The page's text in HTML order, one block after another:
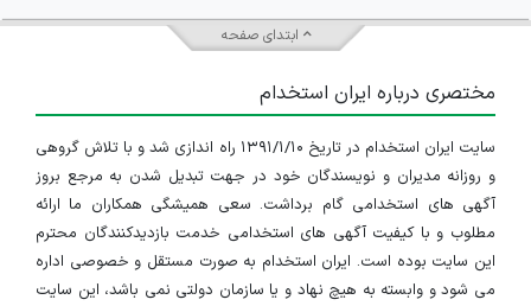
ابتدای صفحه
مختصری درباره ایران استخدام
سایت ایران استخدام در تاریخ ۱۳۹۱/۱/۱۰ راه اندازی شد و با تلاش گروهی
و روزانه مدیران و نویسندگان خود در جهت تبدیل شدن به مرجع بروز
آگهی های استخدامی گام برداشت. سعی همیشگی همکاران ما ارائه
مطلوب و با کیفیت آگهی های استخدامی خدمت بازدیدکنندگان محترم
این سایت بوده است. ایران استخدام به صورت مستقل و خصوصی اداره
می شود و وابسته به هیچ نهاد و یا سازمان دولتی نمی باشد، این سایت